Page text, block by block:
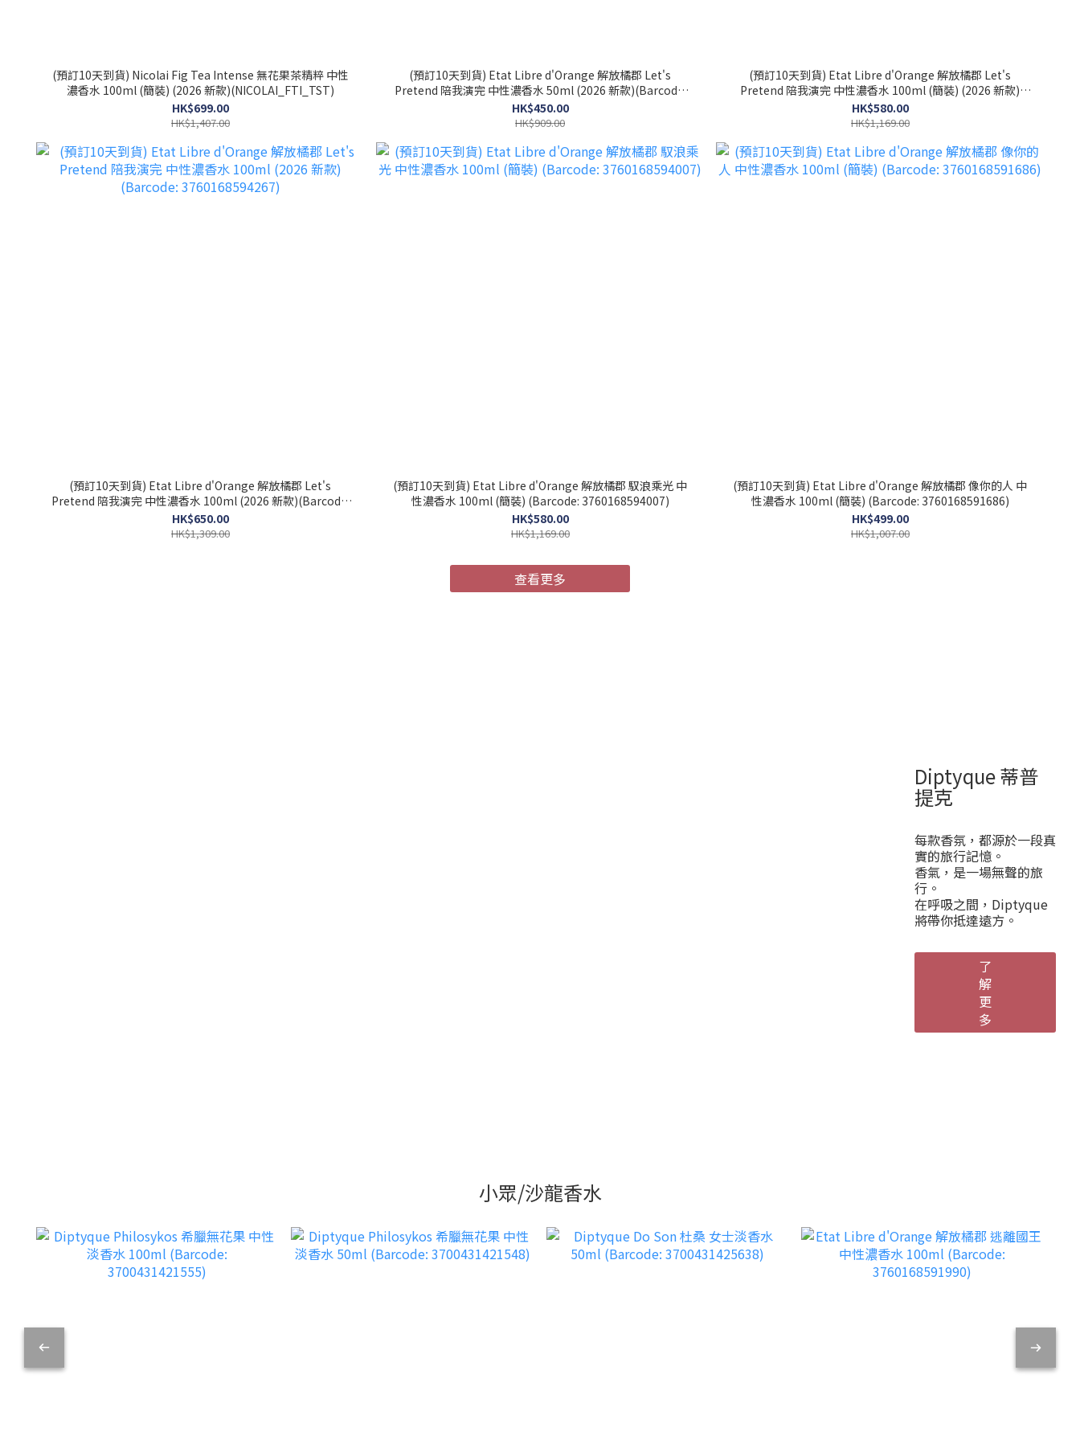
(預訂10天到貨) Nicolai Fig Tea Intense 無花果茶精粹 中性
濃香水 100ml (簡裝) (2026 新款)(NICOLAI_FTI_TST)
HK$699.00
HK$1,407.00
(預訂10天到貨) Etat Libre d'Orange 解放橘郡 Let's
Pretend 陪我演完 中性濃香水 50ml (2026 新款)(Barcode:
3760168594281)
HK$450.00
HK$909.00
(預訂10天到貨) Etat Libre d'Orange 解放橘郡 Let's
Pretend 陪我演完 中性濃香水 100ml (簡裝) (2026 新款)
(Barcode: 3760168594274)
HK$580.00
HK$1,169.00
(預訂10天到貨) Etat Libre d'Orange 解放橘郡 Let's
Pretend 陪我演完 中性濃香水 100ml (2026 新款)(Barcode:
3760168594267)
HK$650.00
HK$1,309.00
(預訂10天到貨) Etat Libre d'Orange 解放橘郡 馭浪乘光 中
性濃香水 100ml (簡裝) (Barcode: 3760168594007)
HK$580.00
HK$1,169.00
(預訂10天到貨) Etat Libre d'Orange 解放橘郡 像你的人 中
性濃香水 100ml (簡裝) (Barcode: 3760168591686)
HK$499.00
HK$1,007.00
查看更多
Diptyque 蒂普
提克
每款香氛，都源於一段真
實的旅行記憶。
香氣，是一場無聲的旅
行。
在呼吸之間，Diptyque
將帶你抵達遠方。
了
解
更
多
小眾/沙龍香水